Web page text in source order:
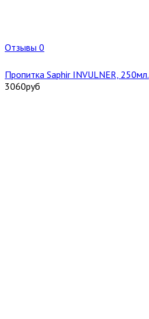
Отзывы 0
Пропитка Saphir INVULNER, 250мл.
3060руб